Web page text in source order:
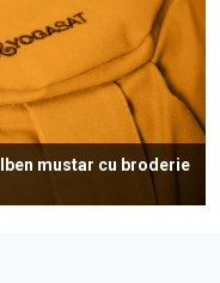
mustar cu broderie